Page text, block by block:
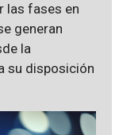
las fases en
generan
la
su disposición